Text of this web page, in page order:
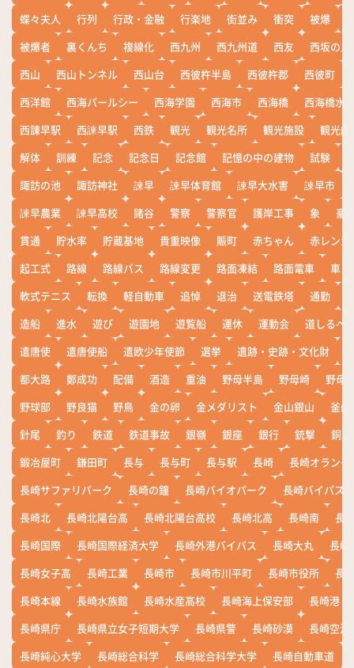
蝶々夫人
行列 行政・金融 行楽地 街並み 衝突 被爆
被爆者
裏くんち 複線化 西九州 西九州道 西友
西坂の丘
西山
西山トンネル 西山台 西彼杵半島 西彼杵郡 西彼町
西洋館
西海パールシー 西海学園 西海市 西海橋
西海橋水
西諌早駅
西諫早駅 西鉄 観光 観光名所 観光施設
観光船
解体
訓練 記念 記念日 記念館 記憶の中の建物 試験
諏訪の池
諏訪神社 諫早 諫早体育館 諫早大水害 諫早市
諫早農業
諫早高校 諸谷 警察 警察官 護岸工事 象
豪
貫通
貯水率 貯蔵基地 貴重映像 賑町 赤ちゃん
赤レンガ
起工式
路線 路線バス 路線変更 路面凍結 路面電車
車
軟式テニス
転換 軽自動車 追悼 退治 送電鉄塔 通勤
造船
進水 遊び 遊園地 遊覧船 運休 運動会
道しるべ
遣唐使
遣唐使船 遣欧少年使節 選挙 遺跡・史跡・文化財
都大路
鄭成功 配備 酒造 重油 野母半島 野母崎
野母
野球部
野良猫 野鳥 金の卵 金メダリスト 金山銀山
釜山
針尾
釣り 鉄道 鉄道事故 銀嶺 銀座 銀行 銃撃
銅座
鍛冶屋町
鎌田町 長与 長与町 長与駅 長崎
長崎オランダ
長崎サファリパーク
長崎の鐘 長崎バイオパーク
長崎バイパス
長崎北
長崎北陽台高 長崎北陽台高校 長崎北高 長崎南
長
長崎国際
長崎国際経済大学 長崎外港バイパス 長崎大丸
長崎
長崎女子高
長崎工業 長崎市 長崎市川平町 長崎市役所
長
長崎本線
長崎水族館 長崎水産高校 長崎海上保安部
長崎港
長崎県庁
長崎県立女子短期大学 長崎県警 長崎砂漠
長崎空港
長崎純心大学
長崎総合科学 長崎総合科学大学 長崎自動車道